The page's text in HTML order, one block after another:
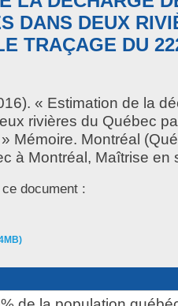
DANS DEUX
TRAÇAGE DU
« Estimation de la
rivières du Québec
Mémoire. Montréal
à Montréal, Maîtrise en
document :